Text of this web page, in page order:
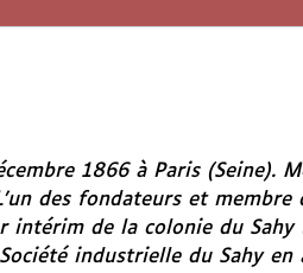
1866 à Paris (Seine).
des fondateurs et
de la colonie du Sahy
industrielle du Sahy en